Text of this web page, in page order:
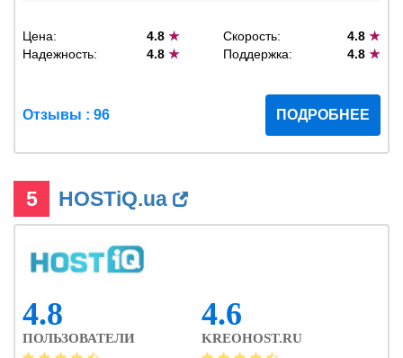
Цена: 4.8★ Скорость: 4.8 ★
Надежность:
4.8★ Поддержка: 4.8 ★
Отзывы : 96 ПОДРОБНЕЕ
5 HOSTiQ.ua
4.8
ПОЛЬЗОВАТЕЛИ
4.6
KREOHOST.RU